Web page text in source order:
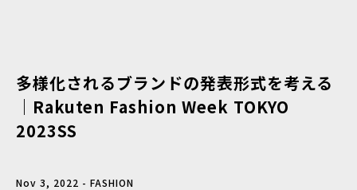
多様化されるブランドの発表形式を考える
｜Rakuten Fashion Week TOKYO
2023SS
Nov 3, 2022 - FASHION